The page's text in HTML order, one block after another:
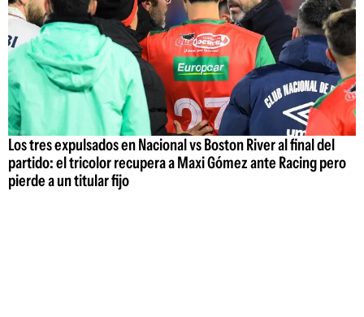
Los tres expulsados en Nacional vs Boston River al final del
partido: el tricolor recupera a Maxi Gómez ante Racing pero
pierde a un titular fijo